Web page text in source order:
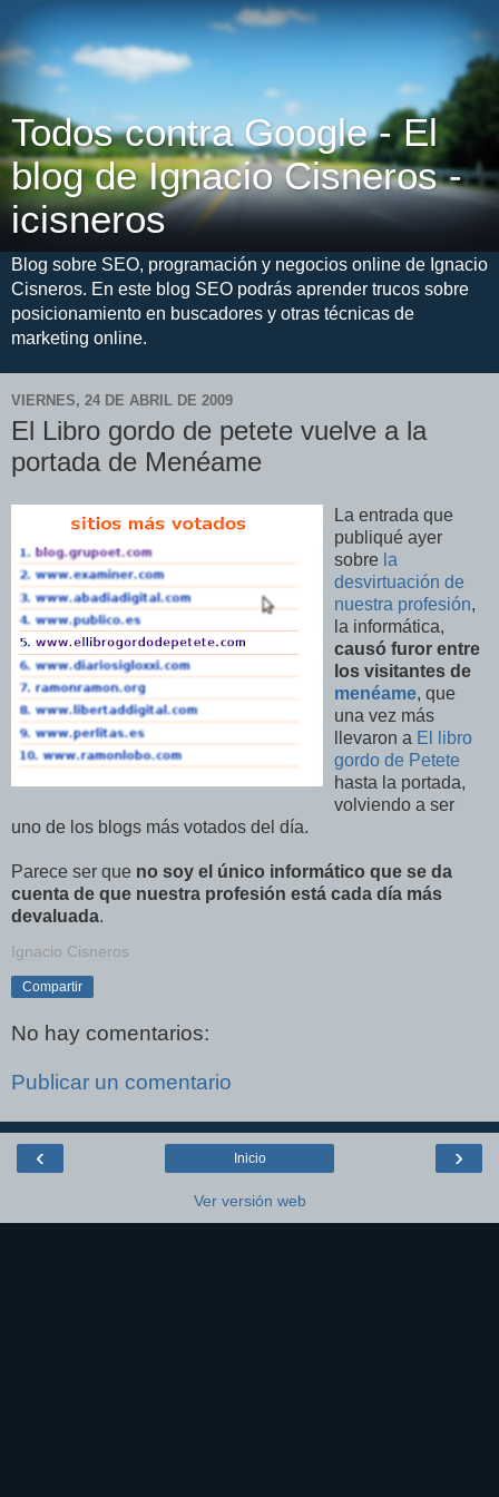
Todos contra Google - El
blog de Ignacio Cisneros -
icisneros
Blog sobre SEO, programación y negocios online de Ignacio
Cisneros. En este blog SEO podrás aprender trucos sobre
posicionamiento en buscadores y otras técnicas de
marketing online.
VIERNES, 24 DE ABRIL DE 2009
El Libro gordo de petete vuelve a la
portada de Menéame
La entrada que
publiqué ayer
sobre la
desvirtuación de
nuestra profesión,
la informática,
causó furor entre
los visitantes de
menéame, que
una vez más
llevaron a El libro
gordo de Petete
hasta la portada,
volviendo a ser
uno de los blogs más votados del día.
Parece ser que no soy el único informático que se da
cuenta de que nuestra profesión está cada día más
devaluada.
Ignacio Cisneros
Compartir
No hay comentarios:
Publicar un comentario
‹ ›
Inicio
Ver versión web